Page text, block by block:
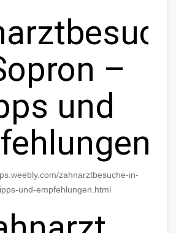
–
und
zahnarztbesuche-in-
und-empfehlungen.html